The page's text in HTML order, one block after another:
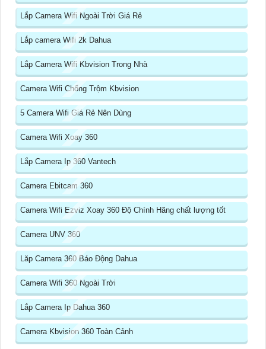
Lắp Camera Wifi Ngoài Trời Giá Rẻ
Lắp camera Wifi 2k Dahua
Lắp Camera Wifi Kbvision Trong Nhà
Camera Wifi Chống Trộm Kbvision
5 Camera Wifi Giá Rẻ Nên Dùng
Camera Wifi Xoay 360
Lắp Camera Ip 360 Vantech
Camera Ebitcam 360
Camera Wifi Ezviz Xoay 360 Độ Chính Hãng chất lượng tốt
Camera UNV 360
Lăp Camera 360 Báo Động Dahua
Camera Wifi 360 Ngoài Trời
Lắp Camera Ip Dahua 360
Camera Kbvision 360 Toàn Cảnh